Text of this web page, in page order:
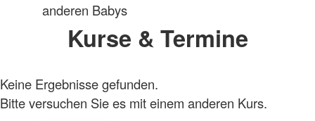
anderen Babys
Kurse & Termine
Keine Ergebnisse gefunden.
Bitte versuchen Sie es mit einem anderen Kurs.